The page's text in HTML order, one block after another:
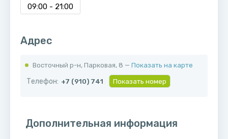
09:00 - 21:00
Адрес
Восточный р-н, ​Парковая, 8 — Показать на карте
Телефон: +7 (910) 741 Показать номер
Дополнительная информация